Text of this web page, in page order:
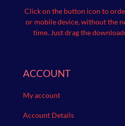
Click on the button icon to
or mobile device, without the
time. Just drag the
ACCOUNT
My account
Account Details